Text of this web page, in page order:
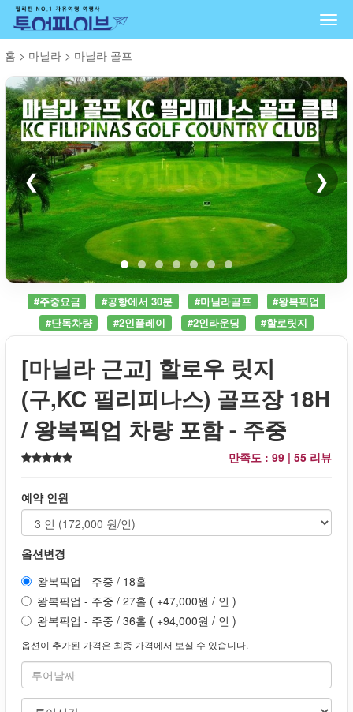
홈 > 마닐라 > 마닐라 골프
❮ ❯
#주중요금 #공항에서 30분 #마닐라골프
#왕복픽업
#단독차량
#2인플레이 #2인라운딩 #할로릿지
[마닐라 근교] 할로우 릿지
(구,KC 필리피나스) 골프장 18H
/ 왕복픽업 차량 포함 - 주중
만족도 : 99 | 55 리뷰
예약 인원
옵션변경
왕복픽업 - 주중 / 18홀
왕복픽업 - 주중 / 27홀 ( +47,000원 / 인 )
왕복픽업 - 주중 / 36홀 ( +94,000원 / 인 )
옵션이 추가된 가격은 최종 가격에서 보실 수 있습니다.